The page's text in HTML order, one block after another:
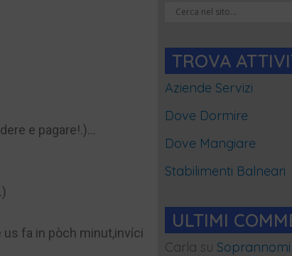
e pagare!.)…
us fa in pòch minut,invíci
TROVA
Aziende Servizi
Dove Dormire
Dove Mangiare
Stabilimenti Balneari
ULTIMI
Carla su
Categorie